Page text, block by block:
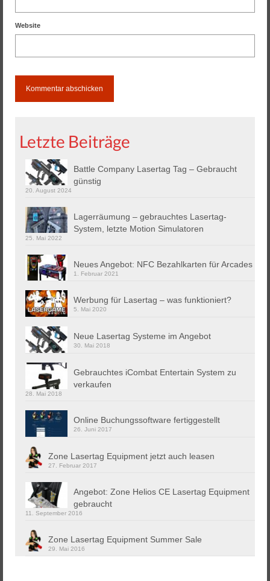
Website
Letzte Beiträge
Battle Company Lasertag Tag – Gebraucht
günstig
20. August 2024
Lagerräumung – gebrauchtes Lasertag-
System, letzte Motion Simulatoren
25. Mai 2022
Neues Angebot: NFC Bezahlkarten für Arcades
1. Februar 2021
Werbung für Lasertag – was funktioniert?
5. Mai 2020
Neue Lasertag Systeme im Angebot
30. Mai 2018
Gebrauchtes iCombat Entertain System zu
verkaufen
28. Mai 2018
Online Buchungssoftware fertiggestellt
26. Juni 2017
Zone Lasertag Equipment jetzt auch leasen
27. Februar 2017
Angebot: Zone Helios CE Lasertag Equipment
gebraucht
11. September 2016
Zone Lasertag Equipment Summer Sale
29. Mai 2016